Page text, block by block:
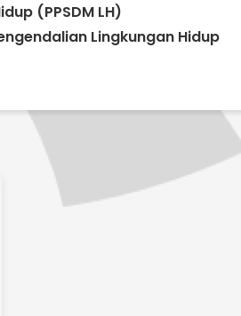
(PPSDM LH)
Lingkungan Hidup